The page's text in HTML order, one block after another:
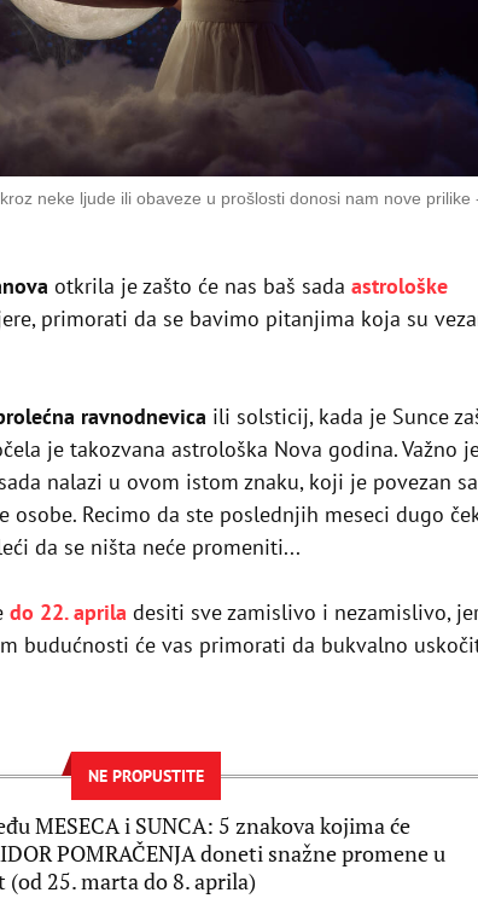
neke ljude ili obaveze u prošlosti donosi nam nove prilike
otkrila je zašto će nas baš sada astrološke
primorati da se bavimo pitanjima koja su
ravnodnevica ili solsticij, kada je Sunce
je takozvana astrološka Nova godina. Važno
nalazi u ovom istom znaku, koji je povezan sa
osobe. Recimo da ste poslednjih meseci dugo
da se ništa neće promeniti...
do 22. aprila desiti sve zamislivo i nezamislivo,
budućnosti će vas primorati da bukvalno
NE PROPUSTITE
MESECA i SUNCA: 5 znakova kojima će
POMRAČENJA doneti snažne promene u
(od 25. marta do 8. aprila)